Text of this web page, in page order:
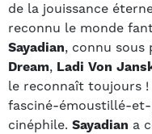
de la jouissance
reconnu le monde
Sayadian, connu sous
Dream, Ladi Von
le reconnaît toujours
fasciné-émoustillé-
cinéphile. Sayadian a